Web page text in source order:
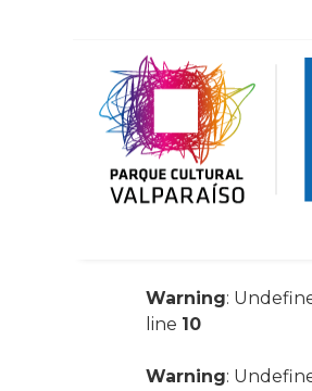
Warning:
line 10
Warning: